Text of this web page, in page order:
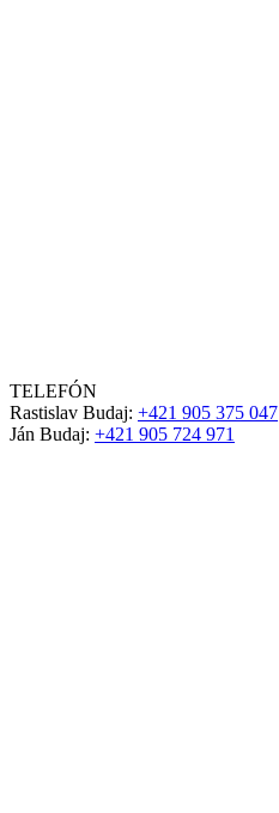
TELEFÓN
Rastislav Budaj: +421 905 375 047
Ján Budaj: +421 905 724 971